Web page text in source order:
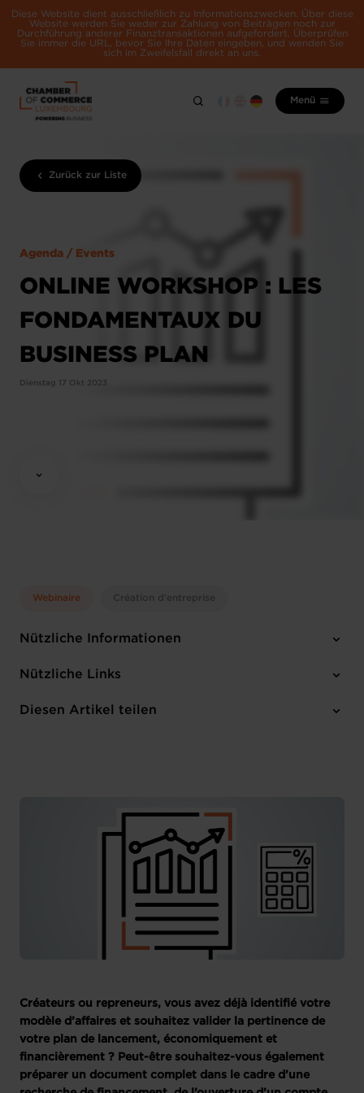
Diese Website dient ausschließlich zu Informationszwecken. Über diese
Website werden Sie weder zur Zahlung von Beiträgen noch zur
Durchführung anderer Finanztransaktionen aufgefordert. Überprüfen
Sie immer die URL, bevor Sie Ihre Daten eingeben, und wenden Sie
sich im Zweifelsfall direkt an uns.
Menü
Zurück zur Liste
Agenda / Events
ONLINE WORKSHOP : LES
FONDAMENTAUX DU
BUSINESS PLAN
Dienstag 17 Okt 2023
Webinaire Création d'entreprise
Nützliche Informationen
Dienstag 17 Okt 2023
Online Workshop
Nützliche Links
Anmelden
Diesen Artikel teilen
Créateurs ou repreneurs, vous avez déjà identifié votre
modèle d’affaires et souhaitez valider la pertinence de
votre plan de lancement, économiquement et
financièrement ? Peut-être souhaitez-vous également
préparer un document complet dans le cadre d’une